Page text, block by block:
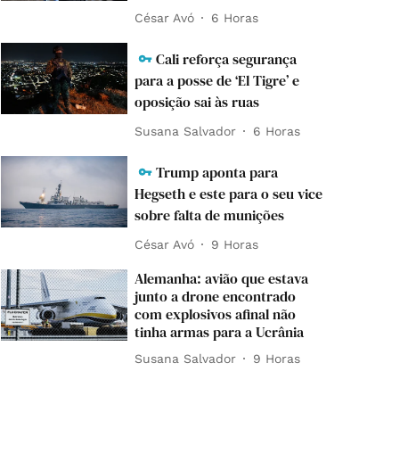
César Avó 6 Horas
Cali reforça segurança
para a posse de ‘El Tigre’ e
oposição sai às ruas
Susana Salvador 6 Horas
Trump aponta para
Hegseth e este para o seu vice
sobre falta de munições
César Avó 9 Horas
Alemanha: avião que estava
junto a drone encontrado
com explosivos afinal não
tinha armas para a Ucrânia
Susana Salvador 9 Horas